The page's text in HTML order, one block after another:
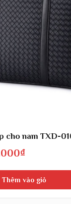
cho nam TXD-
₫Giá
hiện
tại
Thêm vào giỏ